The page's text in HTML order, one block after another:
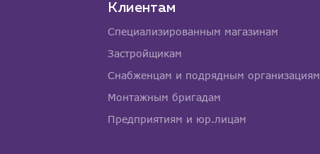
Клиентам
Специализированным магазинам
Застройщикам
Снабженцам и подрядным организациям
Монтажным бригадам
Предприятиям и юр.лицам